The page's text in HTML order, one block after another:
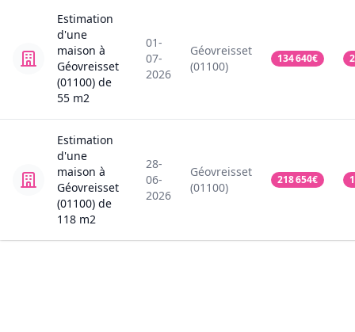
Estimation
d'une
maison à
Géovreisset
(01100) de
55 m2
01-
07-
2026
Géovreisset
(01100)
134 640€
Estimation
d'une
maison à
Géovreisset
(01100) de
118 m2
28-
06-
2026
Géovreisset
(01100)
218 654€